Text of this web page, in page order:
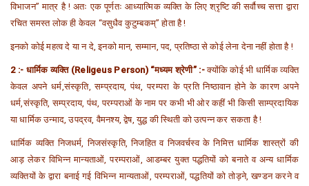
विभाजन” मात्र है ! अतः एक पूर्णतः आध्यात्मिक व्यक्ति के लिए श्रृष्टि की सर्वौच्च सत्ता द्वारा
रचित समस्त लोक ही केवल “वसुधैव कुटुम्बकम्” होता है !
इनको कोई महत्व दे या न दे, इनको मान, सम्मान, पद, प्रतिष्ठा से कोई लेना देना नहीं होता है !
2 :- धार्मिक व्यक्ति (Religeus Person) “मध्यम श्रेणी” :-क्योंकि कोई भी धार्मिक व्यक्ति
केवल अपने धर्म,संस्कृति, सम्प्रदाय, पंथ, परम्परा के प्रति निष्ठावान होने के कारण अपने
धर्म,संस्कृति, सम्प्रदाय, पंथ, परम्पराओं के नाम पर कभी भी ओर कहीं भी किसी साम्प्रदायिक
या धार्मिक उन्माद, उपद्रव, वैमनश्य, द्वेष, युद्ध की स्थिती को उत्पन्न कर सकता है !
धार्मिक व्यक्ति निजधर्म, निजसंस्कृति, निजहित व निजवर्चस्व के निमित्त धार्मिक शास्त्रों की
आड़ लेकर विभिन्न मान्यताओं, परम्पराओं, आडम्बर युक्त पद्धतियों को बनाते व अन्य धार्मिक
व्यक्तियों के द्वारा बनाई गई विभिन्न मान्यताओं, परम्पराओं, पद्धतियों को तोड़ने, खण्डन करने व